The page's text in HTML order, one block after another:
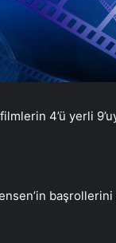
4’ü yerli
başrollerini